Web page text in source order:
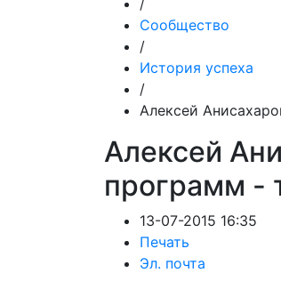
/
Сообщество
/
История успеха
/
Алексей
Алексей
программ -
13-07-2015 16:35
Печать
Эл. почта